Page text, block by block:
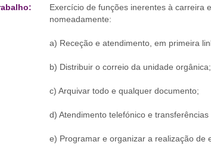
Exercício de funções inerentes à carreira
nomeadamente:
a) Receção e atendimento, em primeira
b) Distribuir o correio da unidade orgânica;
c) Arquivar todo e qualquer documento;
d) Atendimento telefónico e
e) Programar e organizar a realização de